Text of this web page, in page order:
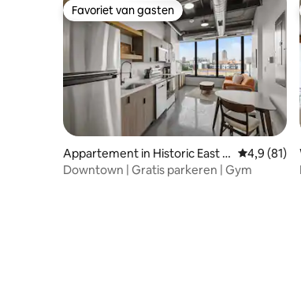
Favoriet van gasten
Favoriet van gasten
Appartement in Historic East V
illage
4,9 (81)
Downtown | Gratis parkeren | Gym